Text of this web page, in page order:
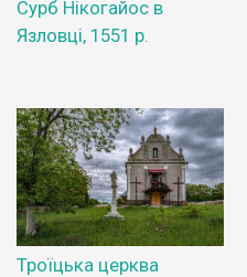
Сурб Нікогайос в
Язловці, 1551 р.
Троїцька церква